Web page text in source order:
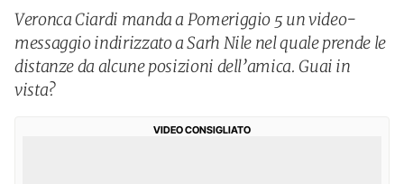
Veronca Ciardi manda a Pomeriggio 5 un video-
messaggio indirizzato a Sarh Nile nel quale prende le
distanze da alcune posizioni dell’amica. Guai in
vista?
VIDEO CONSIGLIATO